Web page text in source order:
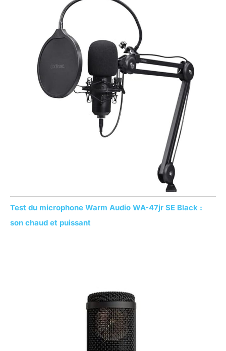
Test du microphone Warm Audio WA-47jr SE Black :
son chaud et puissant